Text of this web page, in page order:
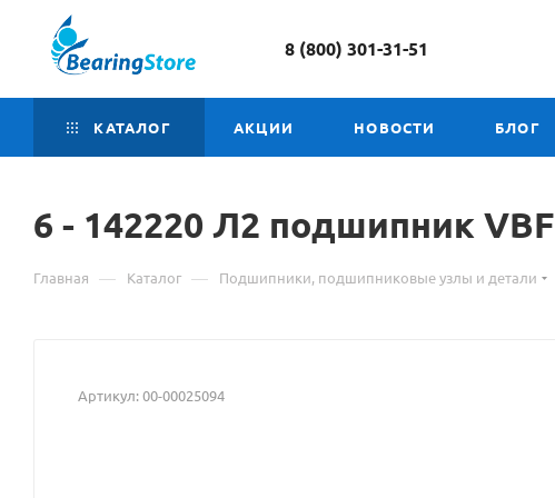
8 (800) 301-31-51
КАТАЛОГ АКЦИИ НОВОСТИ БЛОГ
6 - Материал
о
-
142220 Л2 подшипник VBF
Главная — Каталог — Подшипники, подшипниковые узлы и детали
Артикул:00-00025094